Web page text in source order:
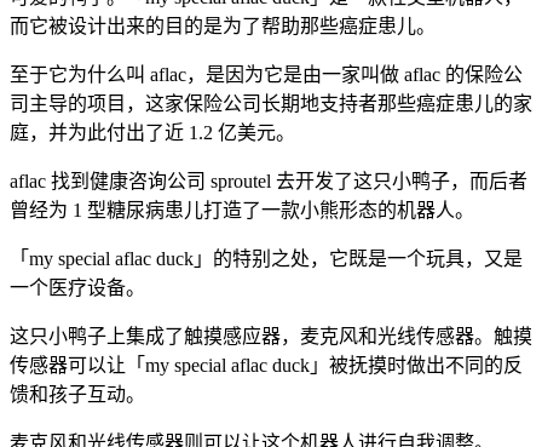
而它被设计出来的目的是为了帮助那些癌症患儿。
至于它为什么叫 aflac，是因为它是由一家叫做 aflac 的保险公
司主导的项目，这家保险公司长期地支持者那些癌症患儿的家
庭，并为此付出了近 1.2 亿美元。
aflac 找到健康咨询公司 sproutel 去开发了这只小鸭子，而后者
曾经为 1 型糖尿病患儿打造了一款小熊形态的机器人。
「my special aflac duck」的特别之处，它既是一个玩具，又是
一个医疗设备。
这只小鸭子上集成了触摸感应器，麦克风和光线传感器。触摸
传感器可以让「my special aflac duck」被抚摸时做出不同的反
馈和孩子互动。
麦克风和光线传感器则可以让这个机器人进行自我调整。